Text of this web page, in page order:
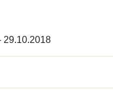
29.10.2018